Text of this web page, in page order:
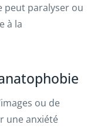
peut paralyser ou
à la
ou de
une anxiété